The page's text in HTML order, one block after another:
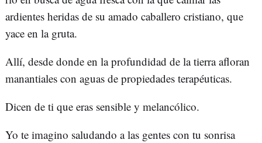
ardientes heridas de su amado caballero cristiano, que
yace en la gruta.
Allí, desde donde en la profundidad de la tierra afloran
manantiales con aguas de propiedades terapéuticas.
Dicen de ti que eras sensible y melancólico.
Yo te imagino saludando a las gentes con tu sonrisa